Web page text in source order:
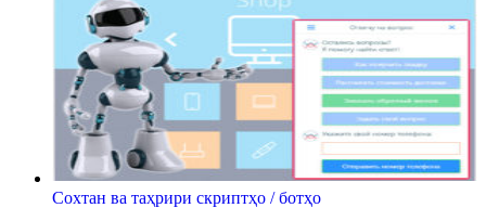
Сохтан ва таҳрири скриптҳо / ботҳо